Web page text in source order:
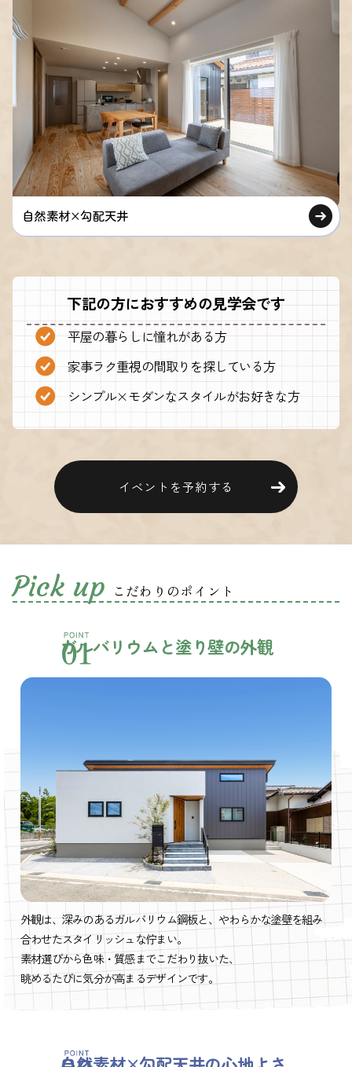
自然素材×勾配天井
下記の方におすすめの見学会です
平屋の暮らしに憧れがある方
家事ラク重視の間取りを探している方
シンプル×モダンなスタイルがお好きな方
イベントを予約する
Pick up こだわりのポイント
ガルバリウムと塗り壁の外観
外観は、深みのあるガルバリウム鋼板と、やわらかな塗壁を組み
合わせたスタイリッシュな佇まい。
素材選びから色味・質感までこだわり抜いた、
眺めるたびに気分が高まるデザインです。